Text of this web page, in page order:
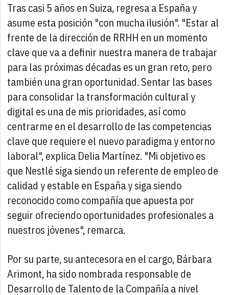
Tras casi 5 años en Suiza, regresa a España y
asume esta posición "con mucha ilusión". "Estar al
frente de la dirección de RRHH en un momento
clave que va a definir nuestra manera de trabajar
para las próximas décadas es un gran reto, pero
también una gran oportunidad. Sentar las bases
para consolidar la transformación cultural y
digital es una de mis prioridades, así como
centrarme en el desarrollo de las competencias
clave que requiere el nuevo paradigma y entorno
laboral", explica Delia Martínez. "Mi objetivo es
que Nestlé siga siendo un referente de empleo de
calidad y estable en España y siga siendo
reconocido como compañía que apuesta por
seguir ofreciendo oportunidades profesionales a
nuestros jóvenes", remarca.
Por su parte, su antecesora en el cargo, Bárbara
Arimont, ha sido nombrada responsable de
Desarrollo de Talento de la Compañía a nivel